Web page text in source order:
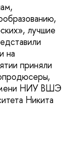
лучшие
на
приняли
НИУ ВШЭ
Никита